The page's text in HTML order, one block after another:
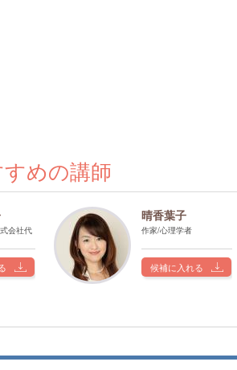
めの講師
会社代
晴香葉子
作家/心理学者
候補に入れる